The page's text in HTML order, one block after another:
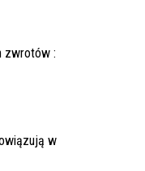
zwrotów :
w